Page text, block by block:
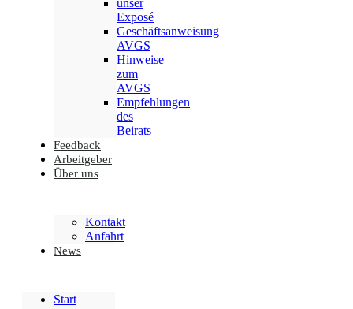
Exposé
Geschäftsanweisung
AVGS
Hinweise
zum
AVGS
Empfehlungen
des
Beirats
Feedback
Arbeitgeber
Über uns
Kontakt
Anfahrt
News
Start